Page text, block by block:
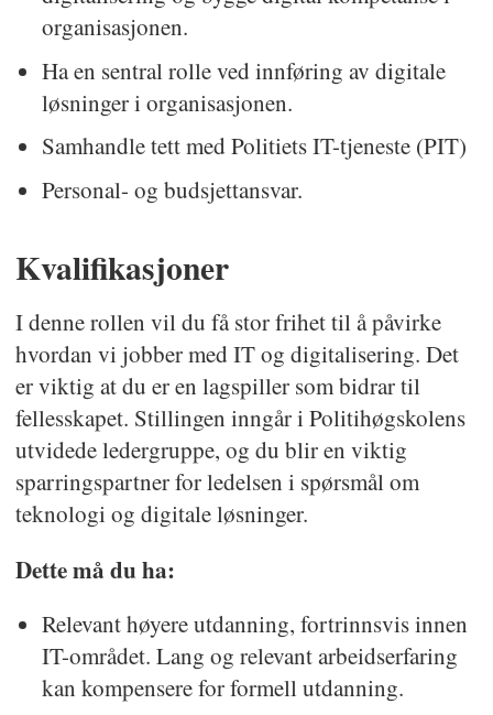
organisasjonen.
Ha en sentral rolle ved innføring av digitale
løsninger i organisasjonen.
Samhandle tett med Politiets IT-tjeneste (PIT)
Personal- og budsjettansvar.
Kvalifikasjoner
I denne rollen vil du få stor frihet til å påvirke
hvordan vi jobber med IT og digitalisering. Det
er viktig at du er en lagspiller som bidrar til
fellesskapet. Stillingen inngår i Politihøgskolens
utvidede ledergruppe, og du blir en viktig
sparringspartner for ledelsen i spørsmål om
teknologi og digitale løsninger.
Dette må du ha:
Relevant høyere utdanning, fortrinnsvis innen
IT-området. Lang og relevant arbeidserfaring
kan kompensere for formell utdanning.